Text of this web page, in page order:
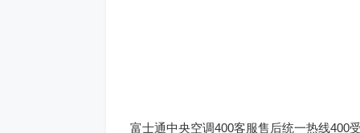
富士通中央空调400客服售后统一热线400